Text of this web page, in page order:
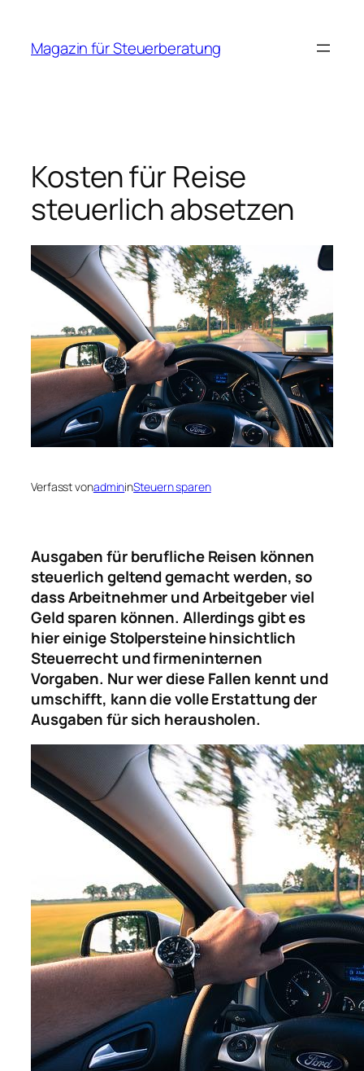
springen
Magazin für Steuerberatung
Kosten für Reise
steuerlich absetzen
Verfasst vonadmininSteuern sparen
Ausgaben für berufliche Reisen können
steuerlich geltend gemacht werden, so
dass Arbeitnehmer und Arbeitgeber viel
Geld sparen können. Allerdings gibt es
hier einige Stolpersteine hinsichtlich
Steuerrecht und firmeninternen
Vorgaben. Nur wer diese Fallen kennt und
umschifft, kann die volle Erstattung der
Ausgaben für sich herausholen.